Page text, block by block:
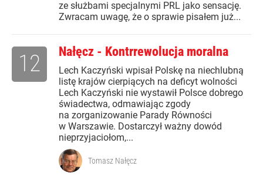
ze służbami specjalnymi PRL jako sensację.
Zwracam uwagę, że o sprawie pisałem już...
Nałęcz - Kontrrewolucja moralna
Lech Kaczyński wpisał Polskę na niechlubną
listę krajów cierpiących na deficyt wolności
Lech Kaczyński nie wystawił Polsce dobrego
świadectwa, odmawiając zgody
na zorganizowanie Parady Równości
w Warszawie. Dostarczył ważny dowód
nieprzyjaciołom,...
12
Tomasz Nałęcz